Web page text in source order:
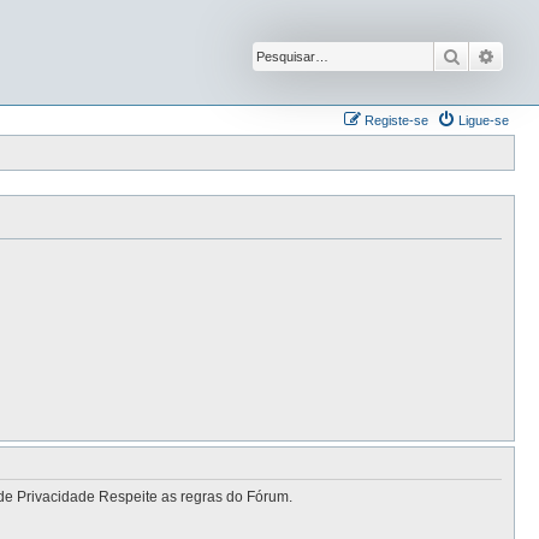
Pesquisar
Ligue-se
Registe-se
Privacidade Respeite as regras do Fórum.